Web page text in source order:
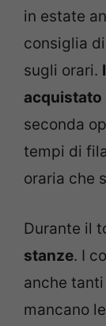
in estate
consiglia
sugli orari.
acquistato
seconda
tempi di
oraria che
Durante il
stanze. I
anche
mancano